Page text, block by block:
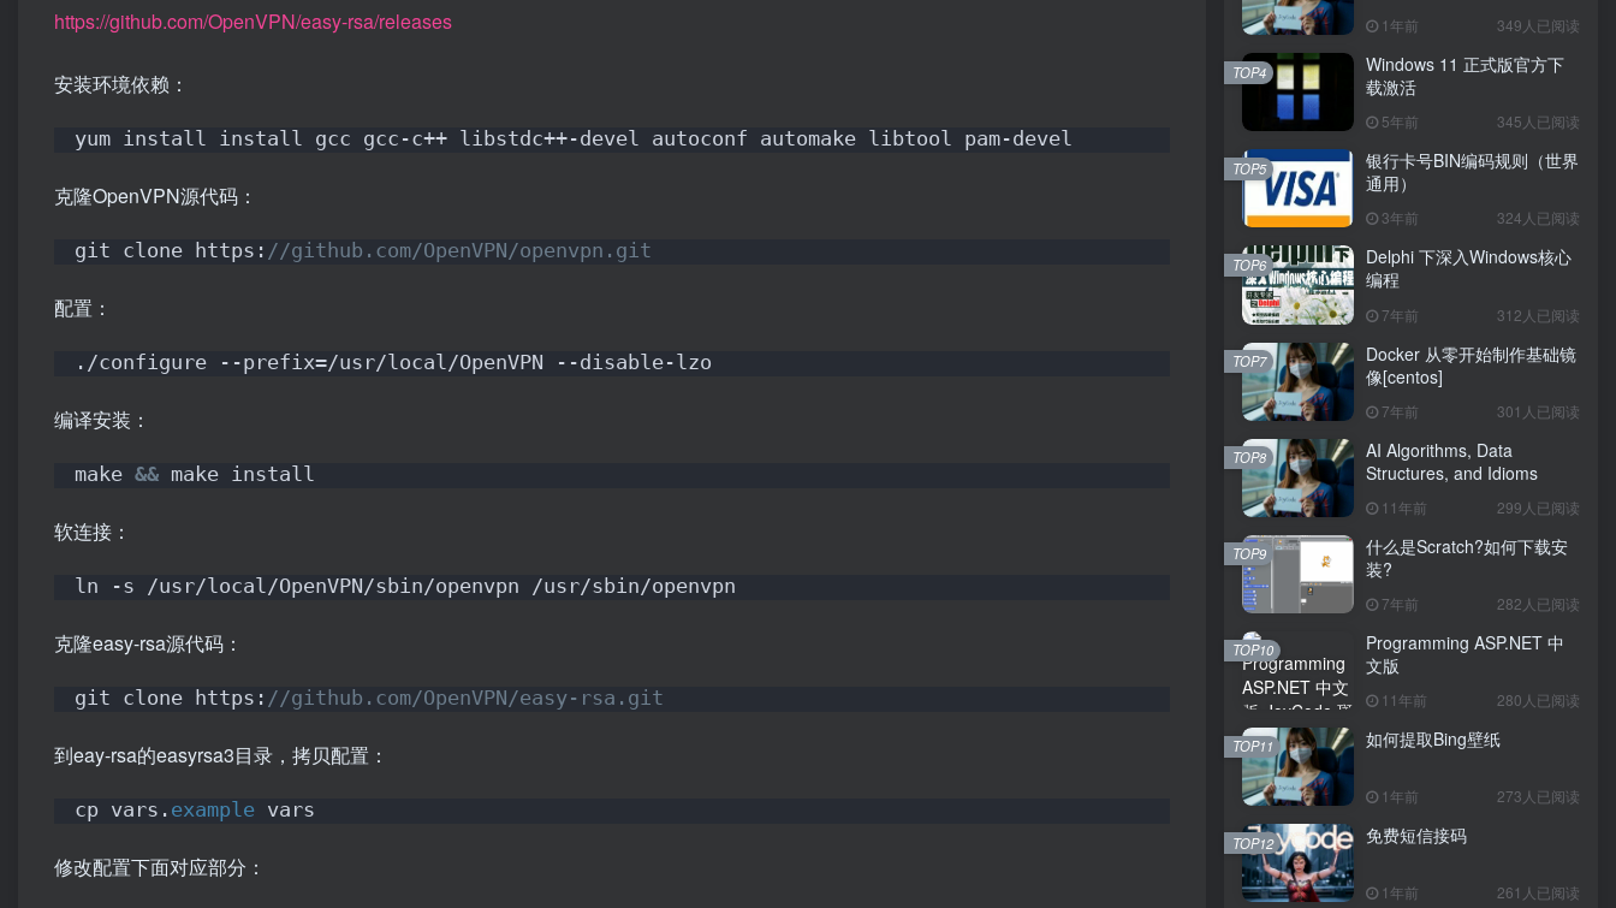
https://github.com/OpenVPN/easy-rsa/releases
安装环境依赖：
yum install install gcc gcc-c++ libstdc++-devel autoconf automake libtool pam-devel
克隆OpenVPN源代码：
git clone https: //github.com/OpenVPN/openvpn.git
配置：
./configure --prefix=/usr/local/OpenVPN --disable-lzo
编译安装：
make && make install
软连接：
ln -s /usr/local/OpenVPN/sbin/openvpn /usr/sbin/openvpn
克隆easy-rsa源代码：
git clone https: //github.com/OpenVPN/easy-rsa.git
到eay-rsa的easyrsa3目录，拷贝配置：
cp vars. example vars
修改配置下面对应部分：
1年前 349人已阅读
Windows 11 正式版官方下
载激活
5年前 345人已阅读
TOP4
银行卡号BIN编码规则（世界
通用）
3年前 324人已阅读
TOP5
Delphi 下深入Windows核心
编程
7年前 312人已阅读
TOP6
Docker 从零开始制作基础镜
像[centos]
7年前 301人已阅读
TOP7
AI Algorithms, Data
Structures, and Idioms
11年前 299人已阅读
TOP8
什么是Scratch?如何下载安
装?
7年前 282人已阅读
TOP9
Programming ASP.NET 中
文版
11年前 280人已阅读
TOP10
如何提取Bing壁纸
1年前 273人已阅读
TOP11
免费短信接码
1年前 261人已阅读
TOP12